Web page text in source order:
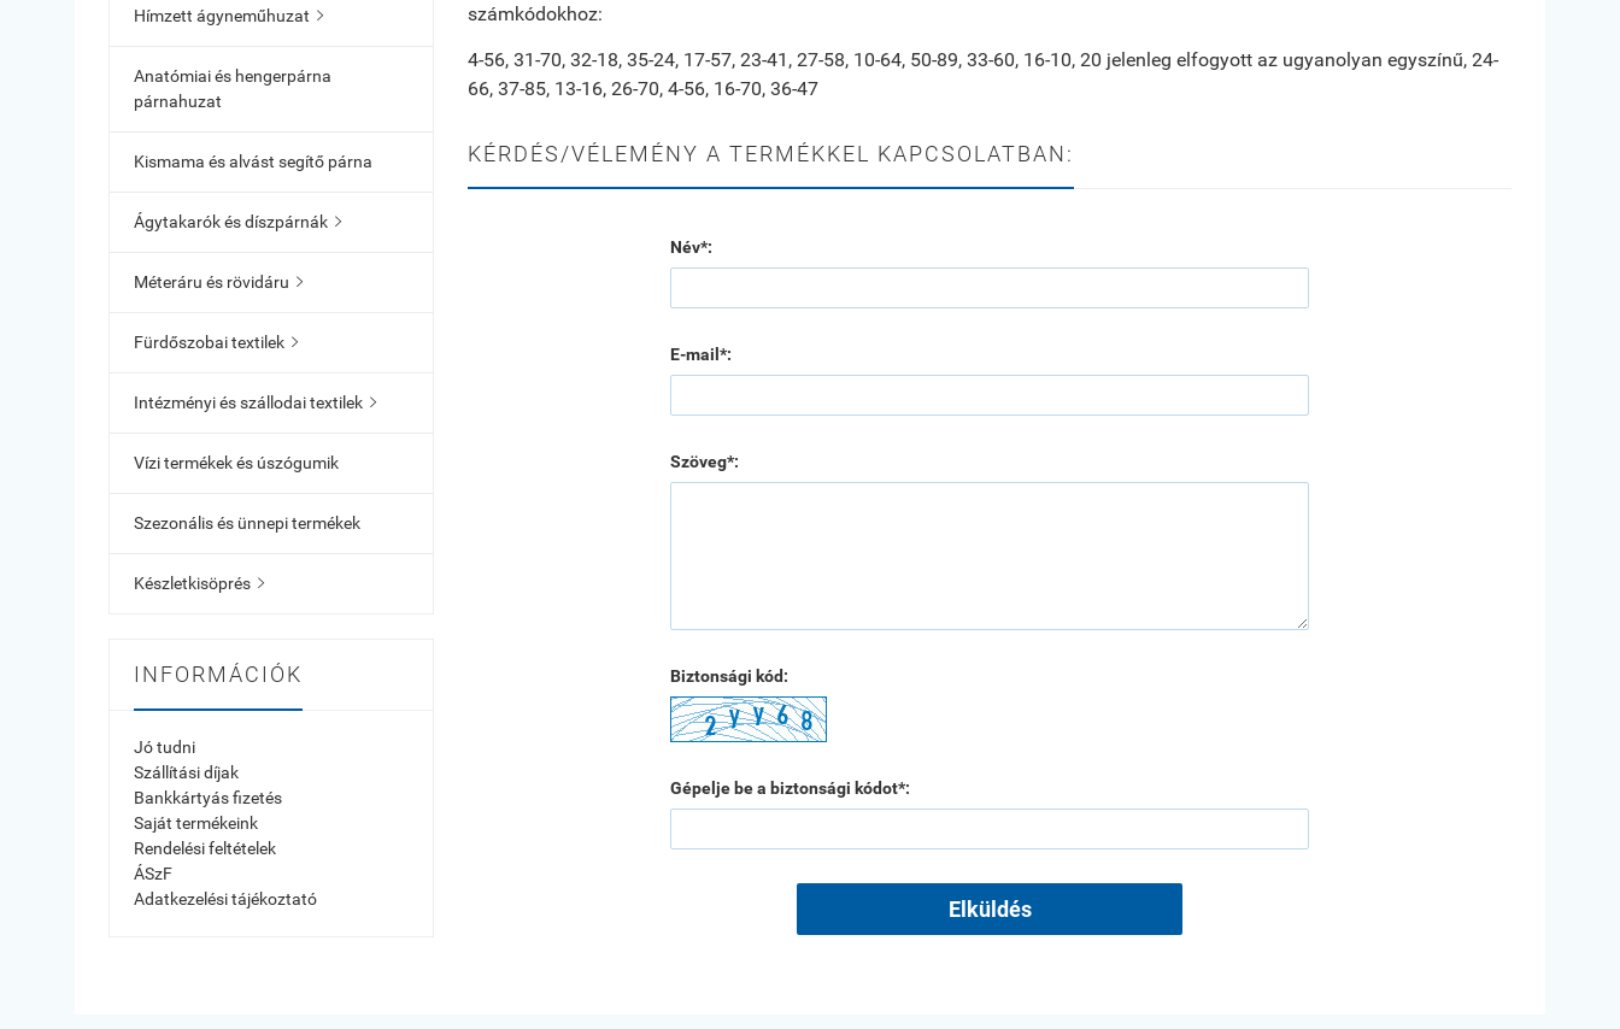
Hímzett ágyneműhuzat 
Anatómiai és hengerpárna
párnahuzat
Kismama és alvást segítő párna
Ágytakarók és díszpárnák 
Méteráru és rövidáru 
Fürdőszobai textilek 
Intézményi és szállodai textilek 
Vízi termékek és úszógumik
Szezonális és ünnepi termékek
Készletkisöprés 
INFORMÁCIÓK
Jó tudni
Szállítási díjak
Bankkártyás fizetés
Saját termékeink
Rendelési feltételek
ÁSzF
Adatkezelési tájékoztató
számkódokhoz:
4-56, 31-70, 32-18, 35-24, 17-57, 23-41, 27-58, 10-64, 50-89, 33-60, 16-10, 20 jelenleg elfogyott az ugyanolyan egyszínű, 24-
66, 37-85, 13-16, 26-70, 4-56, 16-70, 36-47
KÉRDÉS/VÉLEMÉNY A TERMÉKKEL KAPCSOLATBAN:
Név*:
E-mail*:
Szöveg*:
Biztonsági kód:
Gépelje be a biztonsági kódot*:
Elküldés